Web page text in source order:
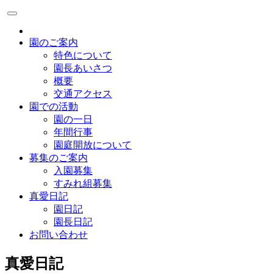
園のご案内
特色について
園長あいさつ
概要
交通アクセス
園での活動
園の一日
年間行事
園庭開放について
募集のご案内
入園募集
すみれ組募集
真愛日記
園日記
園長日記
お問い合わせ
真愛日記